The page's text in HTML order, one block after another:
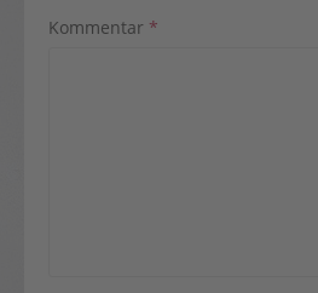
Kommentar *